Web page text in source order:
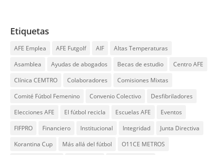
Etiquetas
AFE Emplea AFE Futgolf AIF
Altas Temperaturas
Asamblea
Ayudas de abogados Becas de estudio
Centro AFE
Clínica CEMTRO
Colaboradores
Comisiones Mixtas
Comité Fútbol Femenino
Convenio Colectivo
Desfibriladores
Elecciones AFE
El fútbol recicla Escuelas AFE
Eventos
FIFPRO
Financiero Institucional Integridad
Junta Directiva
Korantina Cup
Más allá del fútbol
O11CE METROS